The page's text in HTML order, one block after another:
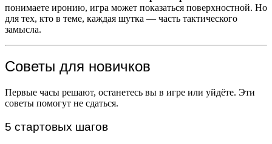
понимаете иронию, игра может показаться поверхностной. Но
для тех, кто в теме, каждая шутка — часть тактического
замысла.
Советы для новичков
Первые часы решают, останетесь вы в игре или уйдёте. Эти
советы помогут не сдаться.
5 стартовых шагов